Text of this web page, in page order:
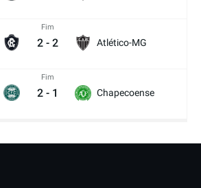
Fim
2 - 2 Atlético-MG
Fim
2 - 1 Chapecoense